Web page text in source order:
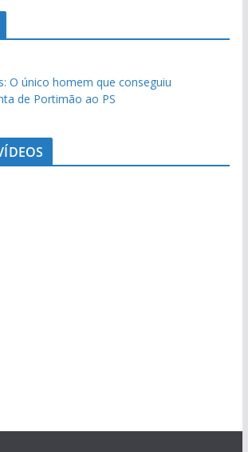
O único homem que conseguiu
de Portimão ao PS